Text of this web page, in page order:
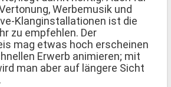
Werbemusik und
Klanginstallationen ist die
zu empfehlen. Der
mag etwas hoch erscheinen
Erwerb animieren; mit
man aber auf längere Sicht